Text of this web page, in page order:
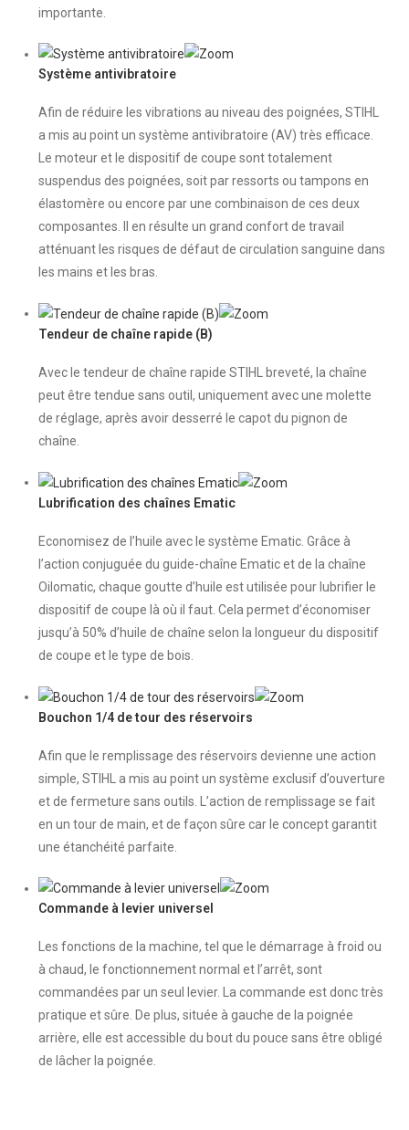
importante.
Système antivibratoire
Afin de réduire les vibrations au niveau des poignées, STIHL
a mis au point un système antivibratoire (AV) très efficace.
Le moteur et le dispositif de coupe sont totalement
suspendus des poignées, soit par ressorts ou tampons en
élastomère ou encore par une combinaison de ces deux
composantes. Il en résulte un grand confort de travail
atténuant les risques de défaut de circulation sanguine dans
les mains et les bras.
Tendeur de chaîne rapide (B)
Avec le tendeur de chaîne rapide STIHL breveté, la chaîne
peut être tendue sans outil, uniquement avec une molette
de réglage, après avoir desserré le capot du pignon de
chaîne.
Lubrification des chaînes Ematic
Economisez de l’huile avec le système Ematic. Grâce à
l’action conjuguée du guide-chaîne Ematic et de la chaîne
Oilomatic, chaque goutte d’huile est utilisée pour lubrifier le
dispositif de coupe là où il faut. Cela permet d’économiser
jusqu’à 50% d’huile de chaîne selon la longueur du dispositif
de coupe et le type de bois.
Bouchon 1/4 de tour des réservoirs
Afin que le remplissage des réservoirs devienne une action
simple, STIHL a mis au point un système exclusif d’ouverture
et de fermeture sans outils. L’action de remplissage se fait
en un tour de main, et de façon sûre car le concept garantit
une étanchéité parfaite.
Commande à levier universel
Les fonctions de la machine, tel que le démarrage à froid ou
à chaud, le fonctionnement normal et l’arrêt, sont
commandées par un seul levier. La commande est donc très
pratique et sûre. De plus, située à gauche de la poignée
arrière, elle est accessible du bout du pouce sans être obligé
de lâcher la poignée.